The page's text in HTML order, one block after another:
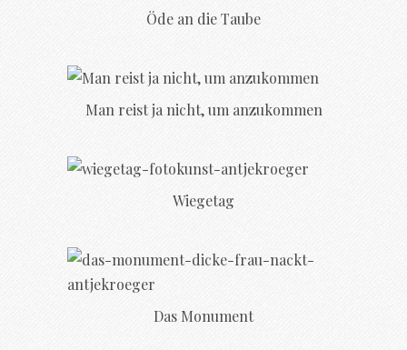
Öde an die Taube
Man reist ja nicht, um anzukommen
Wiegetag
Das Monument